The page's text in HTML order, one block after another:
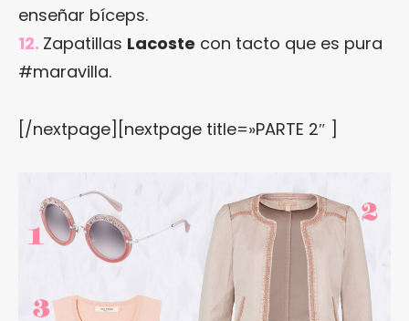
enseñar bíceps.
12. Zapatillas Lacoste con tacto que es pura
#maravilla.
[/nextpage][nextpage title=»PARTE 2″ ]